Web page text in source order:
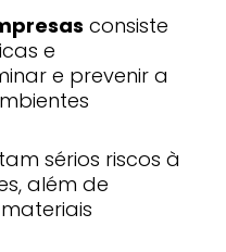
consiste
e
e prevenir a
sérios riscos à
além de